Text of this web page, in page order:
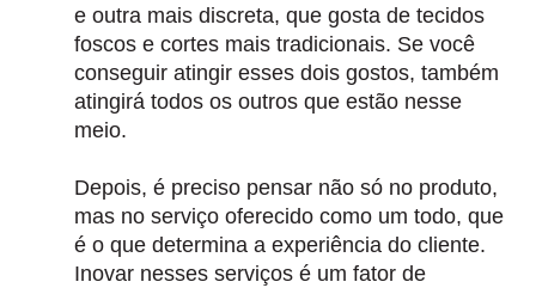
e outra mais discreta, que gosta de tecidos
foscos e cortes mais tradicionais. Se você
conseguir atingir esses dois gostos, também
atingirá todos os outros que estão nesse
meio.
Depois, é preciso pensar não só no produto,
mas no serviço oferecido como um todo, que
é o que determina a experiência do cliente.
Inovar nesses serviços é um fator de